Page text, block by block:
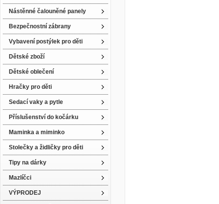
Nástěnné čalouněné panely
Bezpečnostní zábrany
Vybavení postýlek pro děti
Dětské zboží
Dětské oblečení
Hračky pro děti
Sedací vaky a pytle
Příslušenství do kočárku
Maminka a miminko
Stolečky a židličky pro děti
Tipy na dárky
Mazlíčci
VÝPRODEJ